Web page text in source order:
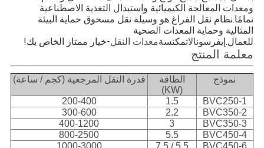
للعمال.إيفرسونالاتمكنسةمعدات النقل-خيار ممتاز الخاص بك!
معلمة المنتج
نموذج
الطاقة
(KW)
قدرة النقل المرجعية (كجم / ساعة)
BVC250-1
1.5
200-400
BVC350-2
2.2
300-600
BVC350-3
3
400-1200
BVC450-4
5.5
800-2500